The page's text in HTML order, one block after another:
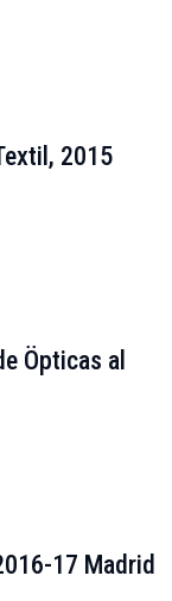
2015
Öpticas al
17 Madrid